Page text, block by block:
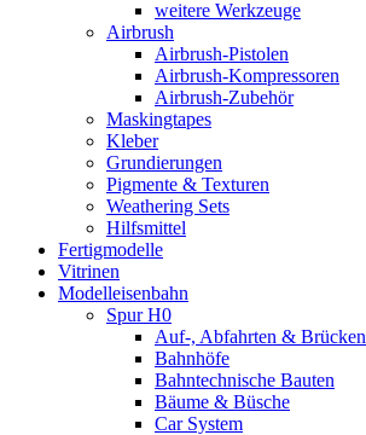
weitere Werkzeuge
Airbrush
Airbrush-Pistolen
Airbrush-Kompressoren
Airbrush-Zubehör
Maskingtapes
Kleber
Grundierungen
Pigmente & Texturen
Weathering Sets
Hilfsmittel
Fertigmodelle
Vitrinen
Modelleisenbahn
Spur H0
Auf-, Abfahrten & Brücken
Bahnhöfe
Bahntechnische Bauten
Bäume & Büsche
Car System